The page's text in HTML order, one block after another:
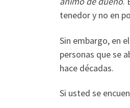
tenedor y no en
Sin embargo, en
personas que se
hace décadas.
Si usted se